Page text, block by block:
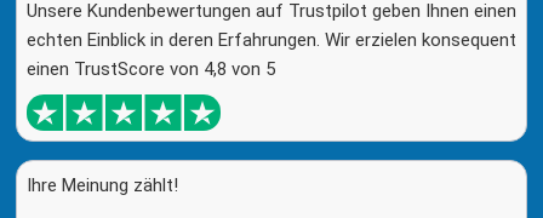
Unsere Kundenbewertungen auf Trustpilot geben Ihnen einen
echten Einblick in deren Erfahrungen. Wir erzielen konsequent
einen TrustScore von 4,8 von 5
Ihre Meinung zählt!